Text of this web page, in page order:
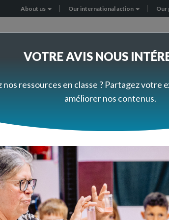
Header
menu
About us Our international action Our
un scientifique
VOTRE AVIS NOUS
nos ressources en classe ? Partagez votre
améliorer nos contenus.